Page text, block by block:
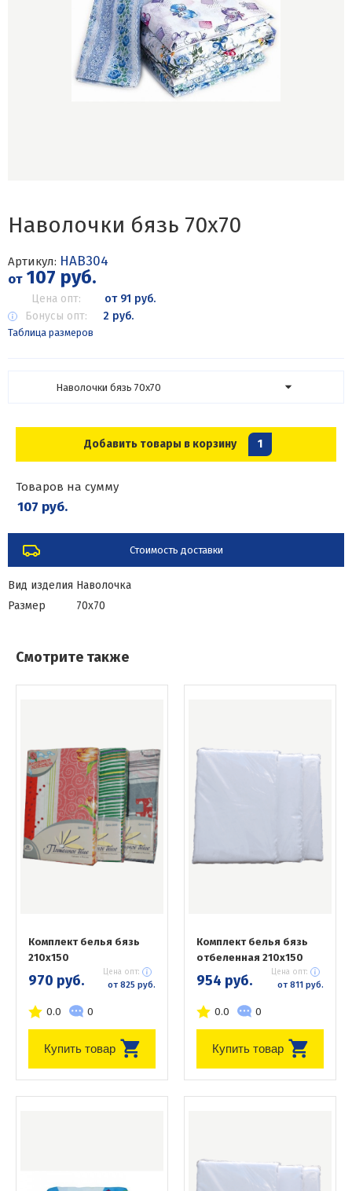
Наволочки бязь 70х70
Артикул: НАВ304
от107 руб.
Цена опт:
от 91 руб.
Бонусы опт:
2 руб.
Таблица размеров
Наволочки бязь 70х70
Добавить товары в корзину 1
Товаров на сумму
107 руб.
Стоимость доставки
Вид изделия Наволочка
Размер
70х70
Смотрите также
Комплект белья бязь
210х150
970 руб. Цена опт:
от 825 руб.
0.0 0
Купить товар
Комплект белья бязь
отбеленная 210х150
954 руб. Цена опт:
от 811 руб.
0.0 0
Купить товар